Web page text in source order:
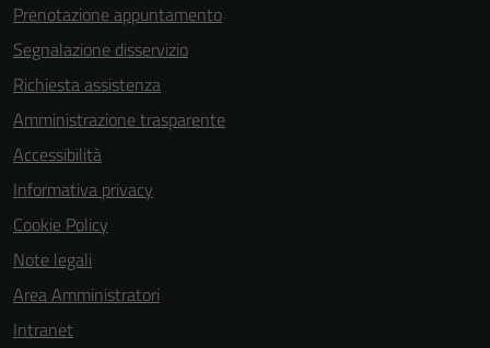
Prenotazione appuntamento
Segnalazione disservizio
Richiesta assistenza
Amministrazione trasparente
Accessibilità
Informativa privacy
Cookie Policy
Note legali
Area Amministratori
Intranet